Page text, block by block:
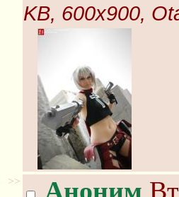
KB, 600x900,
>> Аноним